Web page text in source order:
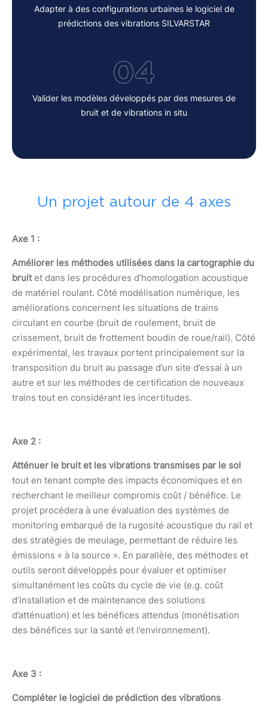
Adapter à des configurations urbaines le logiciel de
prédictions des vibrations SILVARSTAR
04
Valider les modèles développés par des mesures de
bruit et de vibrations in situ
Un projet autour de 4 axes
Axe 1 :
Améliorer les méthodes utilisées dans la cartographie du
bruitet dans les procédures d’homologation acoustique
de matériel roulant. Côté modélisation numérique, les
améliorations concernent les situations de trains
circulant en courbe (bruit de roulement, bruit de
crissement, bruit de frottement boudin de roue/rail). Côté
expérimental, les travaux portent principalement sur la
transposition du bruit au passage d’un site d’essai à un
autre et sur les méthodes de certification de nouveaux
trains tout en considérant les incertitudes.
Axe 2 :
Atténuer le bruit et les vibrations transmises par le sol
tout en tenant compte des impacts économiques et en
recherchant le meilleur compromis coût / bénéfice. Le
projet procédera à une évaluation des systèmes de
monitoring embarqué de la rugosité acoustique du rail et
des stratégies de meulage, permettant de réduire les
émissions « à la source ». En parallèle, des méthodes et
outils seront développés pour évaluer et optimiser
simultanément les coûts du cycle de vie (e.g. coût
d’installation et de maintenance des solutions
d’atténuation) et les bénéfices attendus (monétisation
des bénéfices sur la santé et l’environnement).
Axe 3 :
Compléter le logiciel de prédiction des vibrations